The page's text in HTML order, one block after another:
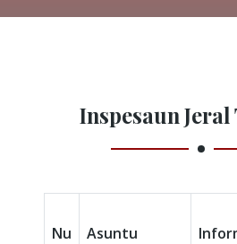
Inspesaun
Nu Asuntu